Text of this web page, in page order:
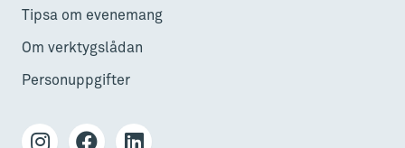
Tipsa om evenemang
Om verktygslådan
Personuppgifter